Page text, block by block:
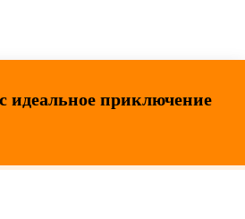
идеальное приключение